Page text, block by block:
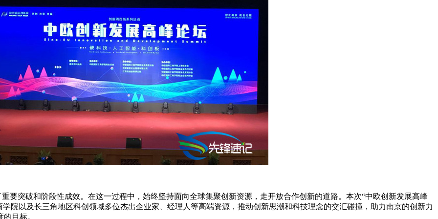
突破和阶段性成效。在这一过程中，始终坚持面向全球集聚创新资源，走开放合作创新的道路。本次“中欧创新发展高峰
院以及长三角地区科创领域多位杰出企业家、经理人等高端资源，推动创新思潮和科技理念的交汇碰撞，助力南京的创新力
目标。